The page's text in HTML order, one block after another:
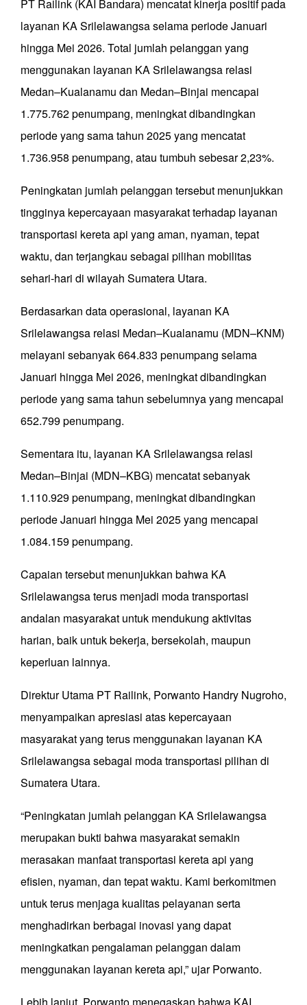
PT Railink (KAI Bandara) mencatat kinerja positif pada
layanan KA Srilelawangsa selama periode Januari
hingga Mei 2026. Total jumlah pelanggan yang
menggunakan layanan KA Srilelawangsa relasi
Medan–Kualanamu dan Medan–Binjai mencapai
1.775.762 penumpang, meningkat dibandingkan
periode yang sama tahun 2025 yang mencatat
1.736.958 penumpang, atau tumbuh sebesar 2,23%.
Peningkatan jumlah pelanggan tersebut menunjukkan
tingginya kepercayaan masyarakat terhadap layanan
transportasi kereta api yang aman, nyaman, tepat
waktu, dan terjangkau sebagai pilihan mobilitas
sehari-hari di wilayah Sumatera Utara.
Berdasarkan data operasional, layanan KA
Srilelawangsa relasi Medan–Kualanamu (MDN–KNM)
melayani sebanyak 664.833 penumpang selama
Januari hingga Mei 2026, meningkat dibandingkan
periode yang sama tahun sebelumnya yang mencapai
652.799 penumpang.
Sementara itu, layanan KA Srilelawangsa relasi
Medan–Binjai (MDN–KBG) mencatat sebanyak
1.110.929 penumpang, meningkat dibandingkan
periode Januari hingga Mei 2025 yang mencapai
1.084.159 penumpang.
Capaian tersebut menunjukkan bahwa KA
Srilelawangsa terus menjadi moda transportasi
andalan masyarakat untuk mendukung aktivitas
harian, baik untuk bekerja, bersekolah, maupun
keperluan lainnya.
Direktur Utama PT Railink, Porwanto Handry Nugroho,
menyampaikan apresiasi atas kepercayaan
masyarakat yang terus menggunakan layanan KA
Srilelawangsa sebagai moda transportasi pilihan di
Sumatera Utara.
“Peningkatan jumlah pelanggan KA Srilelawangsa
merupakan bukti bahwa masyarakat semakin
merasakan manfaat transportasi kereta api yang
efisien, nyaman, dan tepat waktu. Kami berkomitmen
untuk terus menjaga kualitas pelayanan serta
menghadirkan berbagai inovasi yang dapat
meningkatkan pengalaman pelanggan dalam
menggunakan layanan kereta api,” ujar Porwanto.